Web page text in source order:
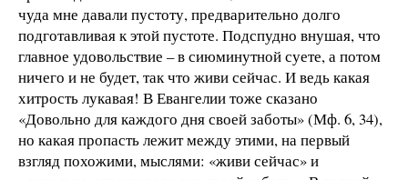
чуда мне давали пустоту, предварительно долго
подготавливая к этой пустоте. Подспудно внушая, что
главное удовольствие – в сиюминутной суете, а потом
ничего и не будет, так что живи сейчас. И ведь какая
хитрость лукавая! В Евангелии тоже сказано
«Довольно для каждого дня своей заботы» (Мф. 6, 34),
но какая пропасть лежит между этими, на первый
взгляд похожими, мыслями: «живи сейчас» и